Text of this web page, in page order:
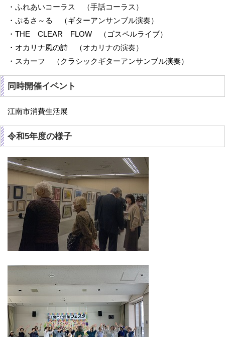
・ふれあいコーラス （手話コーラス）
・ぷるさ～る （ギターアンサンブル演奏）
・THE CLEAR FLOW （ゴスペルライブ）
・オカリナ風の詩 （オカリナの演奏）
・スカーフ （クラシックギターアンサンブル演奏）
同時開催イベント
江南市消費生活展
令和5年度の様子